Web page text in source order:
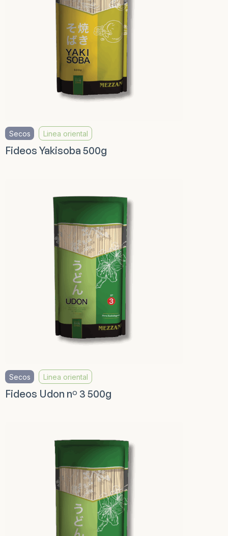
Secos Linea oriental
Fideos Yakisoba 500g
Secos Linea oriental
Fideos Udon nº 3 500g